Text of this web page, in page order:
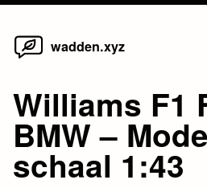
Skip
wadden.xyz
Williams F1
BMW –
schaal 1:43